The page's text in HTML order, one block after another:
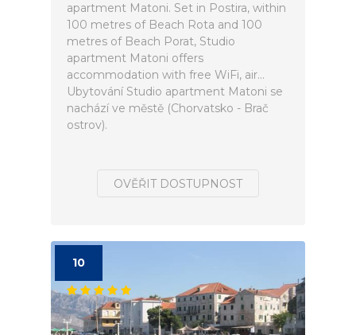
apartment Matoni. Set in Postira, within
100 metres of Beach Rota and 100
metres of Beach Porat, Studio
apartment Matoni offers
accommodation with free WiFi, air...
Ubytování Studio apartment Matoni se
nachází ve městě (Chorvatsko - Brač
ostrov).
OVĚŘIT DOSTUPNOST
10